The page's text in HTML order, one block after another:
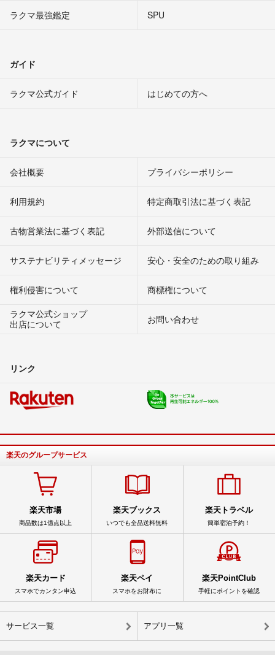
ラクマ最強鑑定
SPU
ガイド
ラクマ公式ガイド はじめての方へ
ラクマについて
会社概要 プライバシーポリシー
利用規約 特定商取引法に基づく表記
古物営業法に基づく表記 外部送信について
サステナビリティメッセージ 安心・安全のための取り組み
権利侵害について
商標権について
ラクマ公式ショップ
出店について
お問い合わせ
リンク
楽天のグループサービス
楽天市場
商品数は1億点以上
楽天ブックス
いつでも全品送料無料
楽天トラベル
簡単宿泊予約！
楽天カード
スマホでカンタン申込
楽天ペイ
スマホをお財布に
楽天PointClub
手軽にポイントを確認
サービス一覧 アプリ一覧